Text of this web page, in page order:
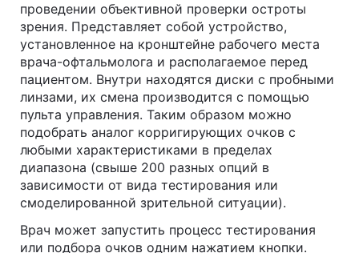
проведении объективной проверки остроты
зрения. Представляет собой устройство,
установленное на кронштейне рабочего места
врача-офтальмолога и располагаемое перед
пациентом. Внутри находятся диски с пробными
линзами, их смена производится с помощью
пульта управления. Таким образом можно
подобрать аналог корригирующих очков с
любыми характеристиками в пределах
диапазона (свыше 200 разных опций в
зависимости от вида тестирования или
смоделированной зрительной ситуации).
Врач может запустить процесс тестирования
или подбора очков одним нажатием кнопки.